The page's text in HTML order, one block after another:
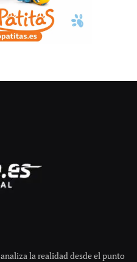
la realidad desde el punto